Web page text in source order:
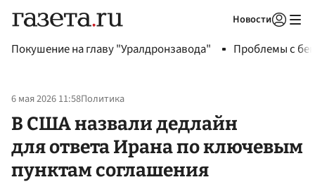
Новости
Покушение на главу "Уралдронзавода" Проблемы с
6 мая 2026 11:58Политика
В США назвали дедлайн
для ответа Ирана по ключевым
пунктам соглашения